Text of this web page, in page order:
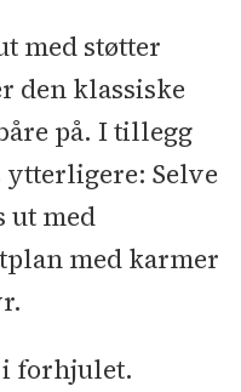
med støtter
den klassiske
på. I tillegg
ytterligere: Selve
ut med
med karmer
forhjulet.